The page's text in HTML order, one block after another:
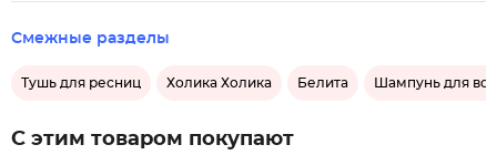
Смежные разделы
Тушь для ресниц Холика Холика Белита Шампунь для
С этим товаром покупают